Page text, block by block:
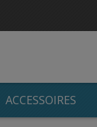
ACCESSOIRES